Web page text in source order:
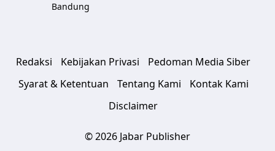
Bandung
Redaksi Kebijakan Privasi
Pedoman Media Siber
Syarat & Ketentuan
Tentang Kami
Kontak Kami
Disclaimer
© 2026 Jabar Publisher